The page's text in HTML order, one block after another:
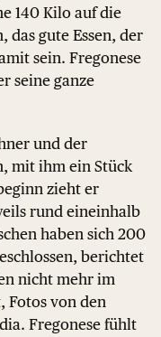
140 Kilo auf die
das gute Essen, der
sein. Fregonese
seine ganze
und der
mit ihm ein Stück
zieht er
rund eineinhalb
haben sich 200
berichtet
nicht mehr im
Fotos von den
Fregonese fühlt